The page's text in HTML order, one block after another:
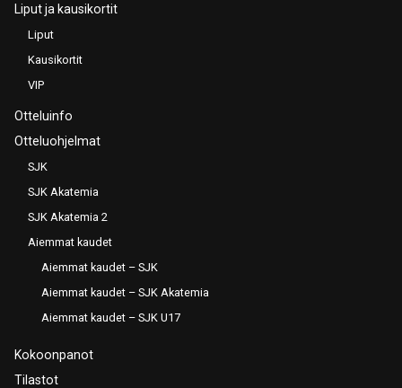
Liput ja kausikortit
Liput
Kausikortit
VIP
Otteluinfo
Otteluohjelmat
SJK
SJK Akatemia
SJK Akatemia 2
Aiemmat kaudet
Aiemmat kaudet – SJK
Aiemmat kaudet – SJK Akatemia
Aiemmat kaudet – SJK U17
Kokoonpanot
Tilastot